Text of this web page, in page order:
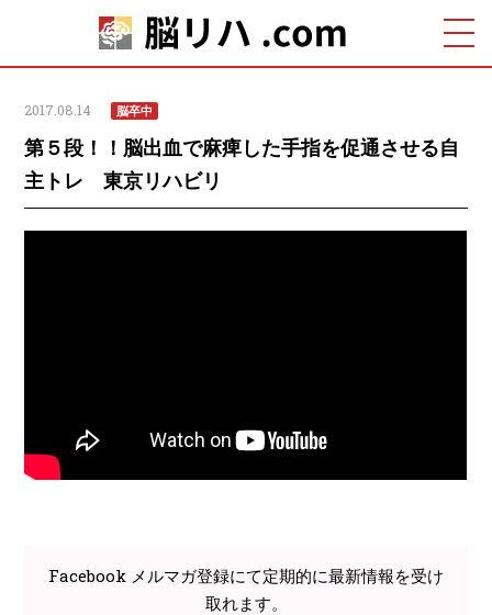
2017.08.14 脳卒中
第５段！！脳出血で麻痺した手指を促通させる自
主トレ 東京リハビリ
Facebook メルマガ登録にて定期的に最新情報を受け
取れます。